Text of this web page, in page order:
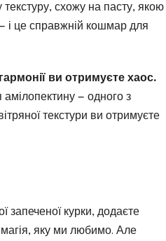
схожу на пасту, якою
і це справжній кошмар для
ви отримуєте хаос.
— одного з
текстури ви отримуєте
запеченої курки, додаєте
яку ми любимо. Але